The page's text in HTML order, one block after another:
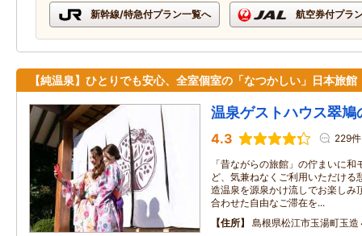
新幹線/特急付プラン一覧へ 航空券付プラ
【純温泉】ひとりでも安心、全室個室の「なつかしい」日本旅館
温泉ゲストハウス翠鳩
4.3 229件
「昔ながらの旅館」の佇まいに
ど、気兼ねなくご利用いただける
造温泉を源泉かけ流しでお楽しみ
合わせた自由なご滞在を...
住所
島根県松江市玉湯町玉造